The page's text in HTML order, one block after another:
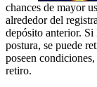
chances de mayor
alrededor del
depósito anterior. Si
postura, se puede
poseen
retiro.